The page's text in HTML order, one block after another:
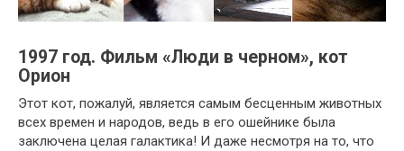
1997 год. Фильм «Люди в черном», кот
Орион
Этот кот, пожалуй, является самым бесценным животных
всех времен и народов, ведь в его ошейнике была
заключена целая галактика! И даже несмотря на то, что